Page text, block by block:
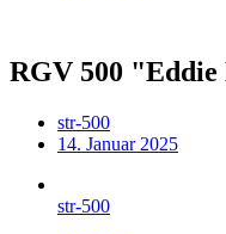
RGV 500
str-500
14. Januar 2025
str-500